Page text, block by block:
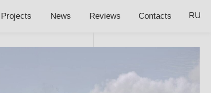
News Reviews Contacts RU